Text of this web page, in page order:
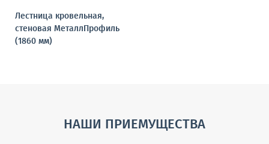
Лестница кровельная,
стеновая МеталлПрофиль
(1860 мм)
НАШИ ПРИЕМУЩЕСТВА